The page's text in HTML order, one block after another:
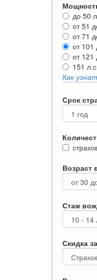
до 50
от 51
от 71
от 101
от 121
151
Как
Срок
Возраст
Стаж
Скидка